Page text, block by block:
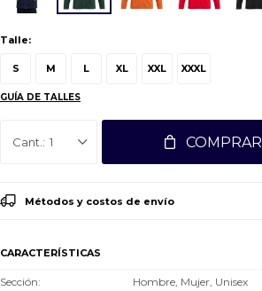
Talle:
S M L XL XXL XXXL
GUÍA DE TALLES
1 COMPRAR
Métodos y costos de envío
CARACTERÍSTICAS
Sección
Hombre, Mujer, Unisex